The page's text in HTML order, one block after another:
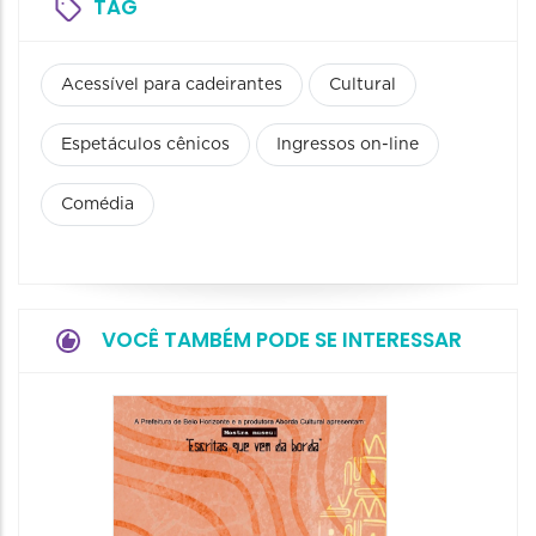
TAG
Acessível para cadeirantes Cultural
Espetáculos cênicos Ingressos on-line
Comédia
VOCÊ TAMBÉM PODE SE INTERESSAR